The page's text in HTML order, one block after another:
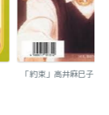
「約束」高井麻巳子